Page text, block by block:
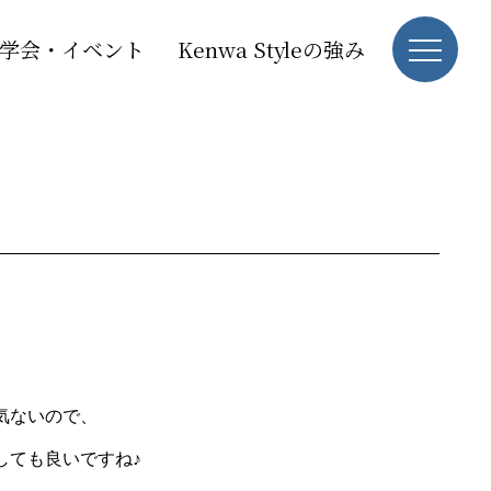
会・イベント Kenwa Styleの強み
いので、
ても良いですね♪